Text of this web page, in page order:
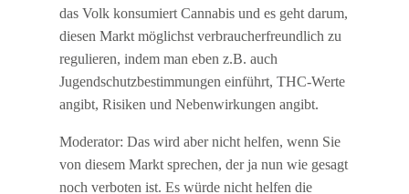
das Volk konsumiert Cannabis und es geht darum,
diesen Markt möglichst verbraucherfreundlich zu
regulieren, indem man eben z.B. auch
Jugendschutzbestimmungen einführt, THC-Werte
angibt, Risiken und Nebenwirkungen angibt.
Moderator: Das wird aber nicht helfen, wenn Sie
von diesem Markt sprechen, der ja nun wie gesagt
noch verboten ist. Es würde nicht helfen die